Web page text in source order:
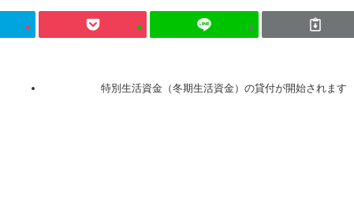
特別生活資金（冬期生活資金）の貸付が開始されます